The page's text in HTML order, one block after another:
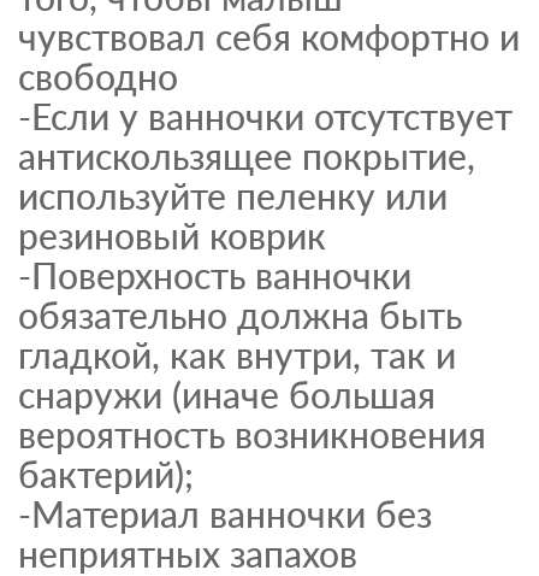
чувствовал себя комфортно и
свободно
-Если у ванночки отсутствует
антискользящее покрытие,
используйте пеленку или
резиновый коврик
-Поверхность ванночки
обязательно должна быть
гладкой, как внутри, так и
снаружи (иначе большая
вероятность возникновения
бактерий);
-Материал ванночки без
неприятных запахов